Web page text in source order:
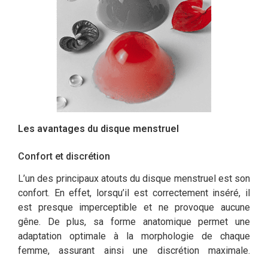
Les avantages du disque menstruel
Confort et discrétion
L’un des principaux atouts du disque menstruel est son
confort. En effet, lorsqu’il est correctement inséré, il
est presque imperceptible et ne provoque aucune
gêne. De plus, sa forme anatomique permet une
adaptation optimale à la morphologie de chaque
femme, assurant ainsi une discrétion maximale.